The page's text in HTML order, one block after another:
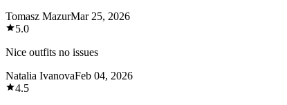
Tomasz MazurMar 25, 2026
5.0
Nice outfits no issues
Natalia IvanovaFeb 04, 2026
4.5